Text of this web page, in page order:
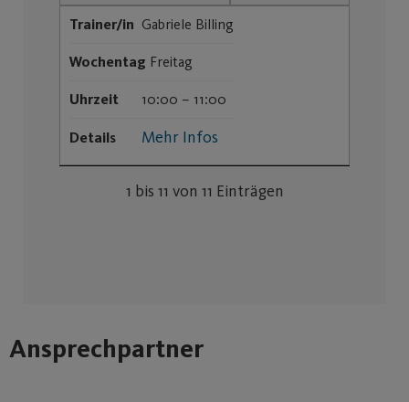
Trainer/in Gabriele Billing
Wochentag Freitag
Uhrzeit 10:00 – 11:00
Details Mehr Infos
1 bis 11 von 11 Einträgen
Ansprechpartner